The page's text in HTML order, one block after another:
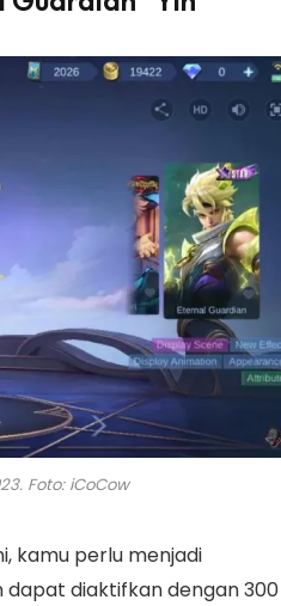
Foto: iCoCow
kamu perlu menjadi
dapat diaktifkan dengan 300